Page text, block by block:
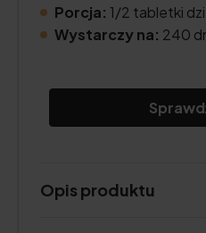
Porcja: 1/2 tabletki
Wystarczy na: 240
Opis produktu